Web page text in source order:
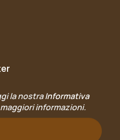
la nostraInformativa
informazioni.